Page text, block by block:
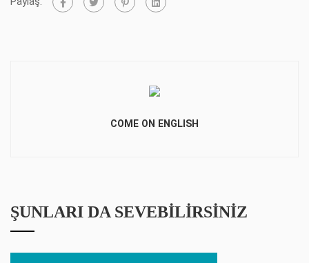
COME ON ENGLISH
ŞUNLARI DA SEVEBILIRSINIZ